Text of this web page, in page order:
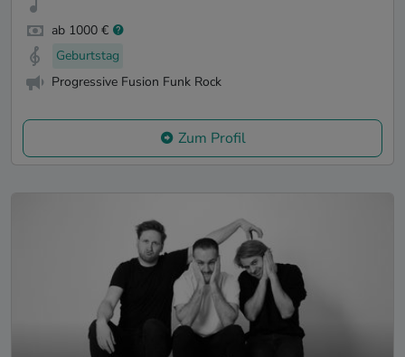
ab 1000 €
Geburtstag
Progressive Fusion Funk Rock
Zum Profil